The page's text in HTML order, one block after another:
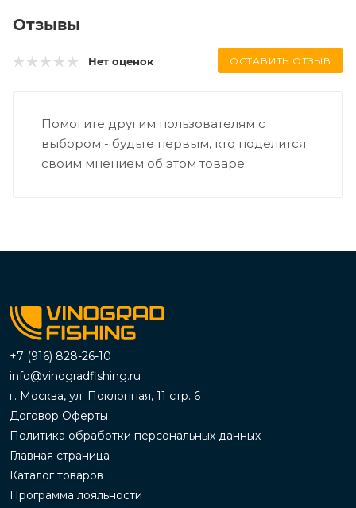
Отзывы
Нет оценок ОСТАВИТЬ ОТЗЫВ
Помогите другим пользователям с
выбором - будьте первым, кто поделится
своим мнением об этом товаре
+7 (916) 828-26-10
info@vinogradfishing.ru
г. Москва, ул. Поклонная, 11 стр. 6
Договор Оферты
Политика обработки персональных данных
Главная страница
Каталог товаров
Программа лояльности